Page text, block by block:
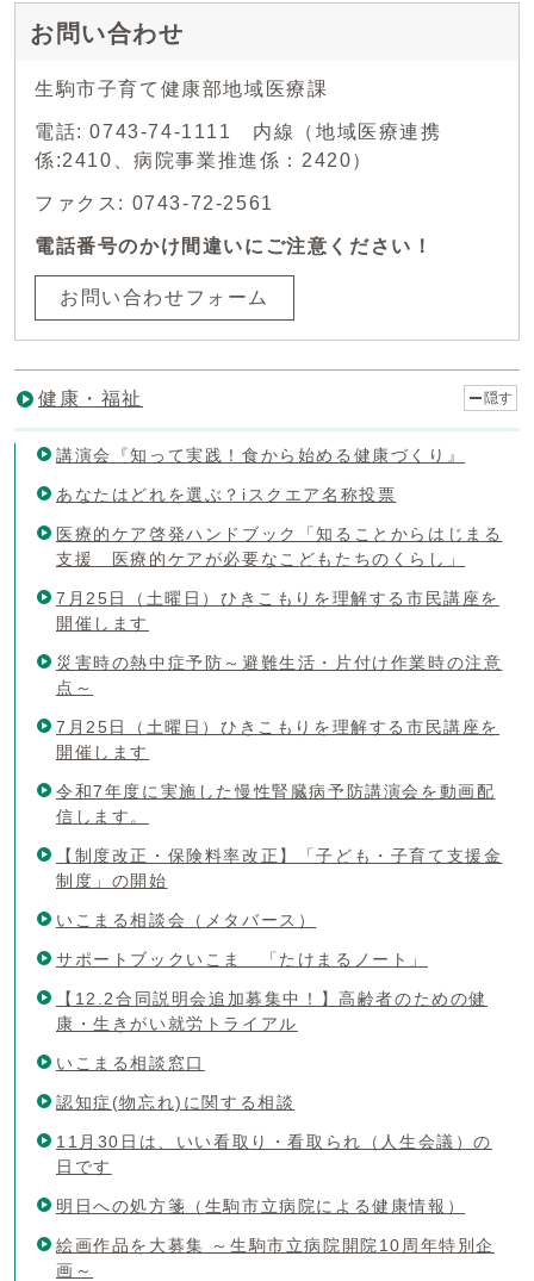
お問い合わせ
生駒市子育て健康部地域医療課
電話: 0743-74-1111 内線（地域医療連携
係:2410、病院事業推進係：2420）
ファクス: 0743-72-2561
電話番号のかけ間違いにご注意ください！
お問い合わせフォーム
健康・福祉 隠す
講演会『知って実践！食から始める健康づくり』
あなたはどれを選ぶ？iスクエア名称投票
医療的ケア啓発ハンドブック「知ることからはじまる
支援 医療的ケアが必要なこどもたちのくらし」
7月25日（土曜日）ひきこもりを理解する市民講座を
開催します
災害時の熱中症予防～避難生活・片付け作業時の注意
点～
7月25日（土曜日）ひきこもりを理解する市民講座を
開催します
令和7年度に実施した慢性腎臓病予防講演会を動画配
信します。
【制度改正・保険料率改正】「子ども・子育て支援金
制度」の開始
いこまる相談会（メタバース）
サポートブックいこま 「たけまるノート」
【12.2合同説明会追加募集中！】高齢者のための健
康・生きがい就労トライアル
いこまる相談窓口
認知症(物忘れ)に関する相談
11月30日は、いい看取り・看取られ（人生会議）の
日です
明日への処方箋（生駒市立病院による健康情報）
絵画作品を大募集 ～生駒市立病院開院10周年特別企
画～